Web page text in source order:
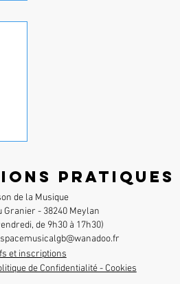
pratiques
de la Musique
Granier - 38240 Meylan
de 9h30 à 17h30)
et inscriptions
de Confidentialité - Cookies